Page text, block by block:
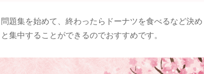
題集を始めて、終わったらドーナツを食べるなど決め
集中することができるのでおすすめです。